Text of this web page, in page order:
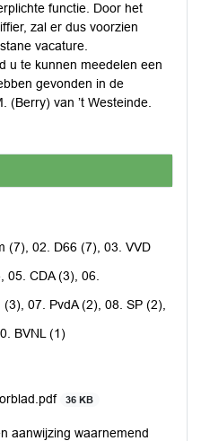
functie. Door het
zal er dus voorzien
vacature.
u te kunnen meedelen een
gevonden in de
(Berry) van ’t Westeinde.
(7), 02. D66 (7), 03. VVD
05. CDA (3), 06.
07. PvdA (2), 08. SP (2),
BVNL (1)
36 KB
aanwijzing waarnemend